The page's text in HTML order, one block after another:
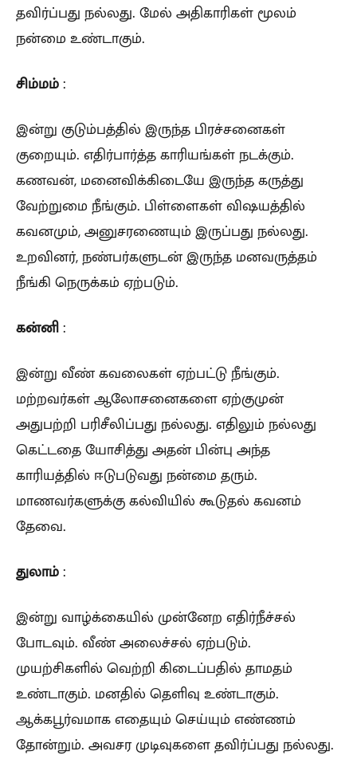
தவிர்ப்பது நல்லது. மேல் அதிகாரிகள் மூலம்
நன்மை உண்டாகும்.
சிம்மம் :
இன்று குடும்பத்தில் இருந்த பிரச்சனைகள்
குறையும். எதிர்பார்த்த காரியங்கள் நடக்கும்.
கணவன், மனைவிக்கிடையே இருந்த கருத்து
வேற்றுமை நீங்கும். பிள்ளைகள் விஷயத்தில்
கவனமும், அனுசரணையும் இருப்பது நல்லது.
உறவினர், நண்பர்களுடன் இருந்த மனவருத்தம்
நீங்கி நெருக்கம் ஏற்படும்.
கன்னி :
இன்று வீண் கவலைகள் ஏற்பட்டு நீங்கும்.
மற்றவர்கள் ஆலோசனைகளை ஏற்குமுன்
அதுபற்றி பரிசீலிப்பது நல்லது. எதிலும் நல்லது
கெட்டதை யோசித்து அதன் பின்பு அந்த
காரியத்தில் ஈடுபடுவது நன்மை தரும்.
மாணவர்களுக்கு கல்வியில் கூடுதல் கவனம்
தேவை.
துலாம் :
இன்று வாழ்க்கையில் முன்னேற எதிர்நீச்சல்
போடவும். வீண் அலைச்சல் ஏற்படும்.
முயற்சிகளில் வெற்றி கிடைப்பதில் தாமதம்
உண்டாகும். மனதில் தெளிவு உண்டாகும்.
ஆக்கபூர்வமாக எதையும் செய்யும் எண்ணம்
தோன்றும். அவசர முடிவுகளை தவிர்ப்பது நல்லது.